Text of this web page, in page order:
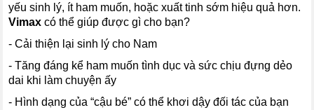
yếu sinh lý, ít ham muốn, hoặc xuất tinh sớm hiệu quả hơn.
Vimax có thể giúp được gì cho bạn?
- Cải thiện lại sinh lý cho Nam
- Tăng đáng kể ham muốn tình dục và sức chịu đựng dẻo
dai khi làm chuyện ấy
- Hình dạng của “cậu bé” có thể khơi dậy đối tác của bạn